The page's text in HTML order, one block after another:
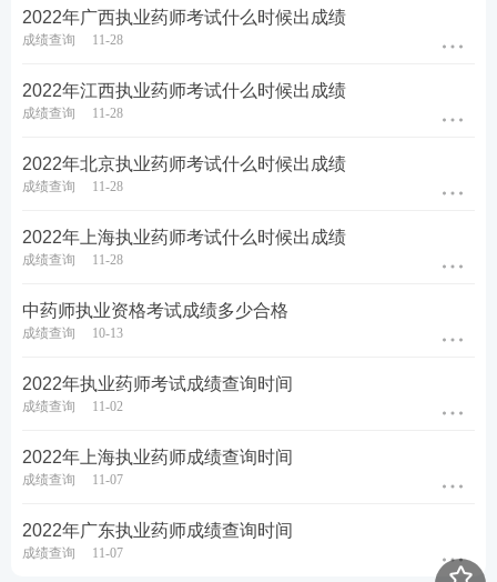
2022年广西执业药师考试什么时候出成绩
成绩查询 11-28
2022年江西执业药师考试什么时候出成绩
成绩查询 11-28
2022年北京执业药师考试什么时候出成绩
成绩查询 11-28
2022年上海执业药师考试什么时候出成绩
成绩查询 11-28
中药师执业资格考试成绩多少合格
成绩查询 10-13
2022年执业药师考试成绩查询时间
成绩查询 11-02
2022年上海执业药师成绩查询时间
成绩查询 11-07
2022年广东执业药师成绩查询时间
成绩查询 11-07